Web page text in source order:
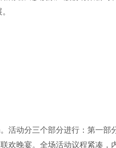
活动分三个部分进行：第一部
欢晚宴。全场活动议程紧凑，